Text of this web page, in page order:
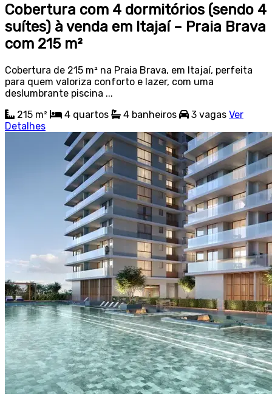
Cobertura com 4 dormitórios (sendo 4
suítes) à venda em Itajaí – Praia Brava
com 215 m²
Cobertura de 215 m² na Praia Brava, em Itajaí, perfeita
para quem valoriza conforto e lazer, com uma
deslumbrante piscina ...
215 m²
4 quartos 4 banheiros 3 vagas Ver
Detalhes